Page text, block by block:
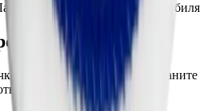
покрытие автомобиля
и перчатки при работе. Храните
тщательно очищайте диск.